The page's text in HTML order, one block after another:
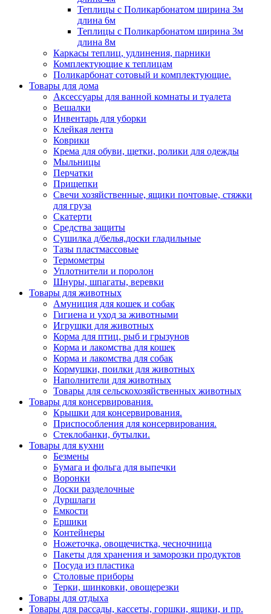
Теплицы с Поликарбонатом ширина 3м
длина 6м
Теплицы с Поликарбонатом ширина 3м
длина 8м
Каркасы теплиц, удлинения, парники
Комплектующие к теплицам
Поликарбонат сотовый и комплектующие.
Товары для дома
Аксессуары для ванной комнаты и туалета
Вешалки
Инвентарь для уборки
Клейкая лента
Коврики
Крема для обуви, щетки, ролики для одежды
Мыльницы
Перчатки
Прищепки
Свечи хозяйственные, ящики почтовые, стяжки
для груза
Скатерти
Средства защиты
Сушилка д/белья,доски гладильные
Тазы пластмассовые
Термометры
Уплотнители и поролон
Шнуры, шпагаты, веревки
Товары для животных
Амуниция для кошек и собак
Гигиена и уход за животными
Игрушки для животных
Корма для птиц, рыб и грызунов
Корма и лакомства для кошек
Корма и лакомства для собак
Кормушки, поилки для животных
Наполнители для животных
Товары для сельскохозяйственных животных
Товары для консервирования.
Крышки для консервирования.
Приспособления для консервирования.
Стеклобанки, бутылки.
Товары для кухни
Безмены
Бумага и фольга для выпечки
Воронки
Доски разделочные
Дуршлаги
Емкости
Ершики
Контейнеры
Ножеточка, овощечистка, чесночница
Пакеты для хранения и заморозки продуктов
Посуда из пластика
Столовые приборы
Терки, шинковки, овощерезки
Товары для отдыха
Товары для рассады, кассеты, горшки, ящики, и пр.